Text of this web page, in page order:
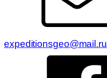
expeditionsgeo@mail.ru